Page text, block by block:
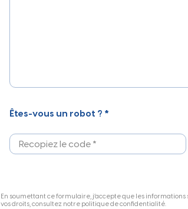
Êtes-vous un robot ? *
En soumettant ce formulaire, j’accepte que les
vos droits, consultez notre politique de confidentialité.